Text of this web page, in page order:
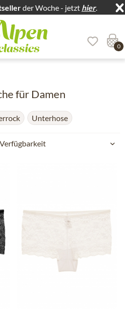
der Woche - jetzt hier.
Hauptbereich springen
0
für Damen
Unterhose